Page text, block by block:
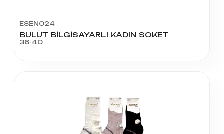
ESEN024
BULUT BİLGİSAYARLI KADIN SOKET
36-40